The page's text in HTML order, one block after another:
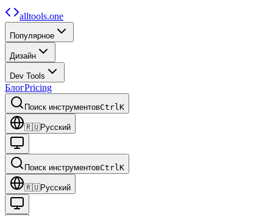
alltools.one
Популярное
Дизайн
Dev Tools
БлогPricing
Поиск инструментовCtrlK
🇷🇺Русский
Поиск инструментовCtrlK
🇷🇺Русский